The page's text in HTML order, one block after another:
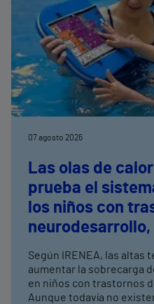
07 agosto 2026
Las olas de
prueba el
los niños con
neurodesarrollo,
pediátrica de
Según IRENEA, las altas
aumentar la sobrecarga
en niños con trastornos
Aunque todavía no